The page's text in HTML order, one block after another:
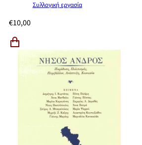
Συλλογική εργασία
€10,00